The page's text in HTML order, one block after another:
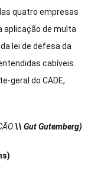
quatro empresas
aplicação de multa
lei de defesa da
cabíveis.
geral do CADE,
\\ Gut Gutemberg)